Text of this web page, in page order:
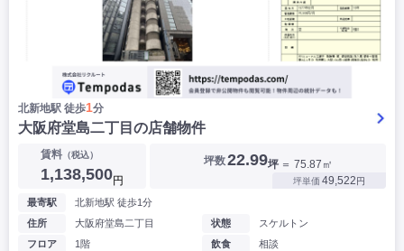
北新地駅 徒歩1分
大阪府堂島二丁目の店舗物件
賃料 （税込）
1,138,500円
坪数22.99坪 ＝ 75.87㎡
坪単価 49,522円
最寄駅
北新地駅 徒歩1分
住所
大阪府堂島二丁目
フロア
1階
状態
スケルトン
飲食
相談